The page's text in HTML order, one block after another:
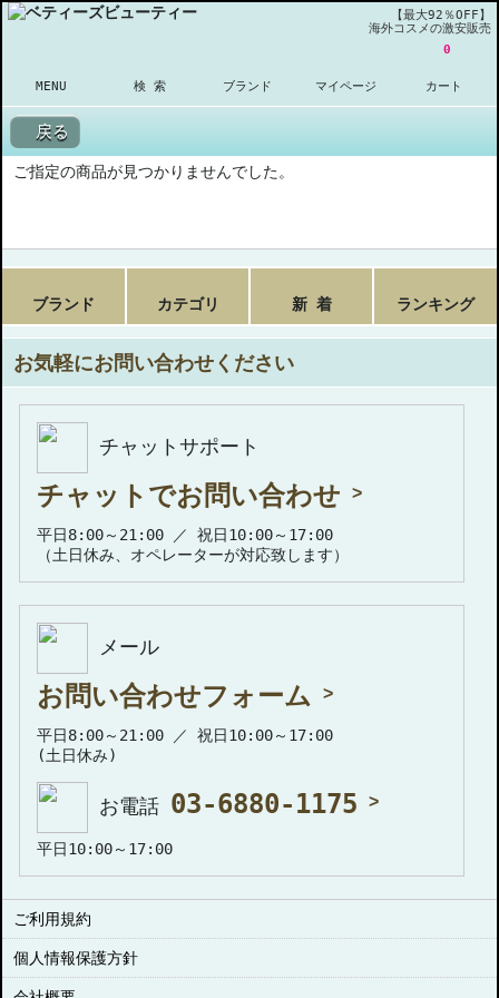
【最大92％OFF】
海外コスメの激安販売
MENU 検 索 ブランド マイページ
0
カート
戻る
ご指定の商品が見つかりませんでした。
ブランド カテゴリ 新 着 ランキング
お気軽にお問い合わせください
チャットサポート
チャットでお問い合わせ
平日8:00～21:00 ／ 祝日10:00～17:00
（土日休み、オペレーターが対応致します）
メール
お問い合わせフォーム
平日8:00～21:00 ／ 祝日10:00～17:00
(土日休み)
お電話 03-6880-1175
平日10:00～17:00
ご利用規約
個人情報保護方針